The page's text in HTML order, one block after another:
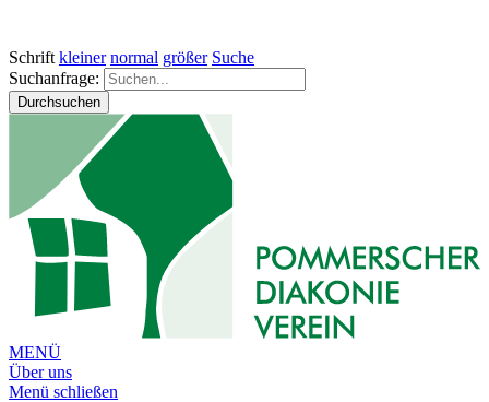
Schrift kleiner normal größer Suche
Suchanfrage:
Durchsuchen
MENÜ
Über uns
Menü schließen